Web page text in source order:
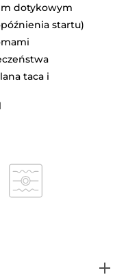
dotykowym
startu)
taca i